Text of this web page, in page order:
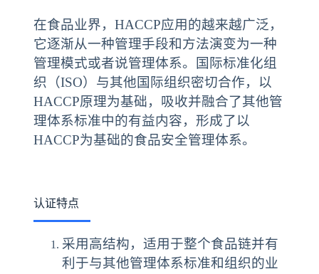
在食品业界，HACCP应用的越来越广泛，
它逐渐从一种管理手段和方法演变为一种
管理模式或者说管理体系。国际标准化组
织（ISO）与其他国际组织密切合作，以
HACCP原理为基础，吸收并融合了其他管
理体系标准中的有益内容，形成了以
HACCP为基础的食品安全管理体系。
认证特点
采用高结构，适用于整个食品链并有
利于与其他管理体系标准和组织的业